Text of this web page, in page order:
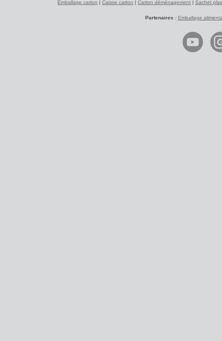
Emballage carton | Caisse carton | Carton déménagement | Sachet
Partenaires : Emballage